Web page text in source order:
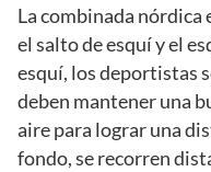
La combinada nórdica
el salto de esquí y el
esquí, los deportistas
deben mantener una
aire para lograr una
fondo, se recorren